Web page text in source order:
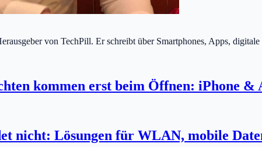
von TechPill. Er schreibt über Smartphones, Apps,
kommen erst beim Öffnen: iPhone &
nicht: Lösungen für WLAN, mobile